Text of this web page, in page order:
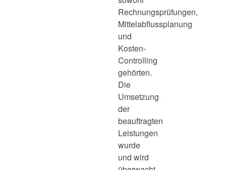
Rechnungsprüfungen,
Mittelabflussplanung
und
Kosten-
Controlling
gehörten.
Die
Umsetzung
der
beauftragten
Leistungen
wurde
und wird